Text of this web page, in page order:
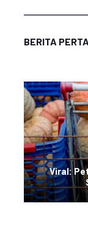
BERITA
Viral: